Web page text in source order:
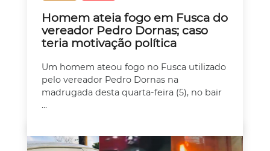
Homem ateia fogo em Fusca do
vereador Pedro Dornas; caso
teria motivação política
Um homem ateou fogo no Fusca utilizado
pelo vereador Pedro Dornas na
madrugada desta quarta-feira (5), no bair
...